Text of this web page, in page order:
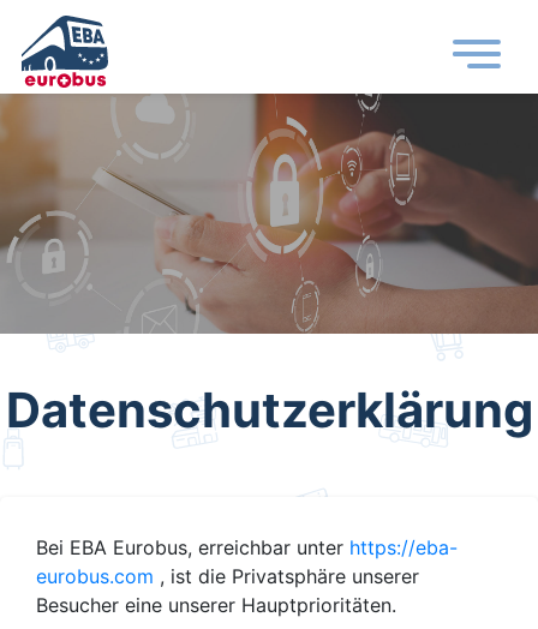
Datenschutzerklärung
Bei EBA Eurobus, erreichbar unter https://eba-
eurobus.com , ist die Privatsphäre unserer
Besucher eine unserer Hauptprioritäten.